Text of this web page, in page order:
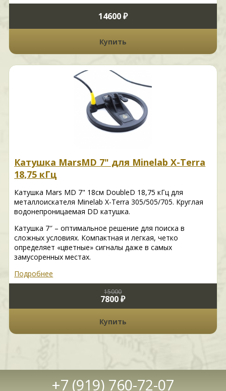
14600 ₽
Купить
Катушка MarsMD 7" для Minelab X-Terra
18,75 кГц
Катушка Mars MD 7" 18см DoubleD 18,75 кГц для
металлоискателя Minelab X-Terra 305/505/705. Круглая
водонепроницаемая DD катушка.
Катушка 7″ – оптимальное решение для поиска в
сложных условиях. Компактная и легкая, четко
определяет «цветные» сигналы даже в самых
замусоренных местах.
Подробнее
15000
7800 ₽
Купить
+7 (919) 760-72-07